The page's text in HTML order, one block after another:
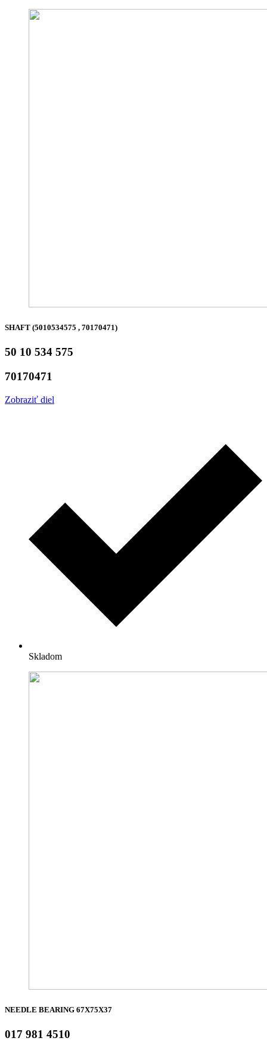
SHAFT (5010534575 , 70170471)
50 10 534 575
70170471
Zobraziť diel
Skladom
NEEDLE BEARING 67X75X37
017 981 4510